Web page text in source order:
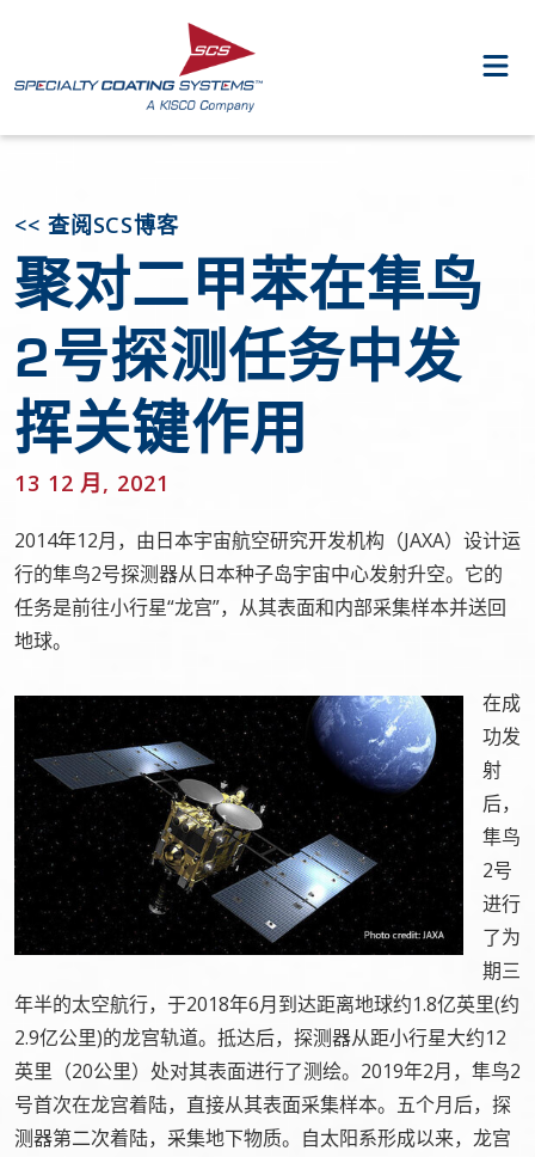
<< 查阅SCS博客
聚对二甲苯在隼鸟
2号探测任务中发
挥关键作用
13 12 月, 2021
2014年12月，由日本宇宙航空研究开发机构（JAXA）设计运
行的隼鸟2号探测器从日本种子岛宇宙中心发射升空。它的
任务是前往小行星“龙宫”，从其表面和内部采集样本并送回
地球。
在成
功发
射
后，
隼鸟
2号
进行
了为
期三
年半的太空航行，于2018年6月到达距离地球约1.8亿英里(约
2.9亿公里)的龙宫轨道。抵达后，探测器从距小行星大约12
英里（20公里）处对其表面进行了测绘。2019年2月，隼鸟2
号首次在龙宫着陆，直接从其表面采集样本。五个月后，探
测器第二次着陆，采集地下物质。自太阳系形成以来，龙宫